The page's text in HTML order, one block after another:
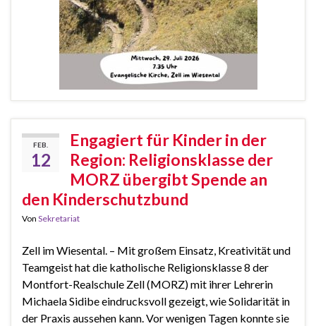
FEB.
12
Engagiert für Kinder in der
Region: Religionsklasse der
MORZ übergibt Spende an
den Kinderschutzbund
Von Sekretariat
Zell im Wiesental. – Mit großem Einsatz, Kreativität und
Teamgeist hat die katholische Religionsklasse 8 der
Montfort-Realschule Zell (MORZ) mit ihrer Lehrerin
Michaela Sidibe eindrucksvoll gezeigt, wie Solidarität in
der Praxis aussehen kann. Vor wenigen Tagen konnte sie